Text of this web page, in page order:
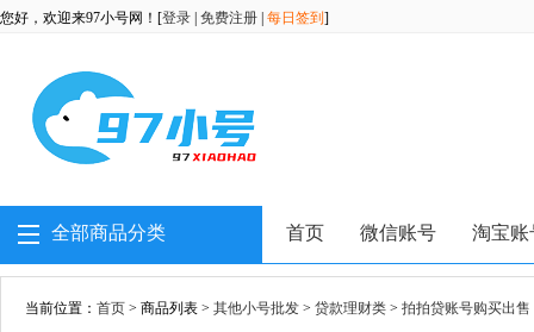
您好，欢迎来97小号网！[登录 免费注册 每日签到 ]
全部商品分类 首页 微信账号 淘宝账
当前位置： 首页 > 商品列表 > 其他小号批发 > 贷款理财类 > 拍拍贷账号购买出售